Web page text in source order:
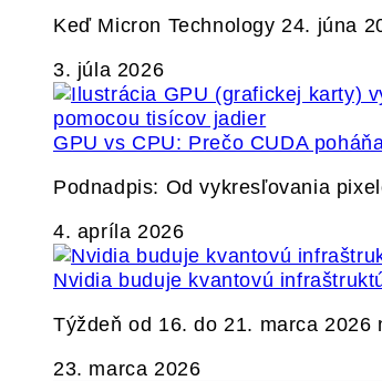
Keď Micron Technology 24. júna
3. júla 2026
GPU vs CPU: Prečo CUDA
Podnadpis: Od vykresľovania
4. apríla 2026
Nvidia buduje kvantovú
Týždeň od 16. do 21. marca
23. marca 2026